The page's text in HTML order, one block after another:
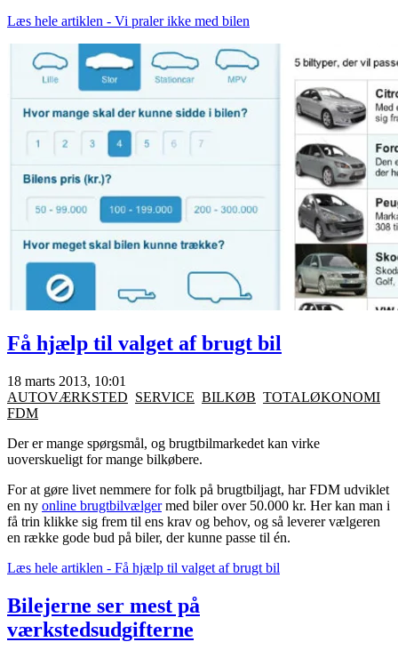
Læs hele artiklen - Vi praler ikke med bilen
Få hjælp til valget af brugt bil
18 marts 2013, 10:01
AUTOVÆRKSTED SERVICE BILKØB TOTALØKONOMI
FDM
Der er mange spørgsmål, og brugtbilmarkedet kan virke
uoverskueligt for mange bilkøbere.
For at gøre livet nemmere for folk på brugtbiljagt, har FDM udviklet
en ny online brugtbilvælgermed biler over 50.000 kr. Her kan man i
få trin klikke sig frem til ens krav og behov, og så leverer vælgeren
en række gode bud på biler, der kunne passe til én.
Læs hele artiklen - Få hjælp til valget af brugt bil
Bilejerne ser mest på
værkstedsudgifterne